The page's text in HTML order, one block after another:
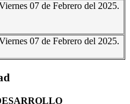
07 de Febrero del 2025.
07 de Febrero del 2025.